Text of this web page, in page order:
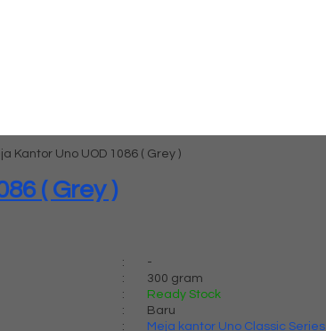
Kantor Uno UOD 1086 ( Grey )
( Grey )
:
-
:
300 gram
:
Ready Stock
:
Baru
:
Meja kantor Uno Classic Series